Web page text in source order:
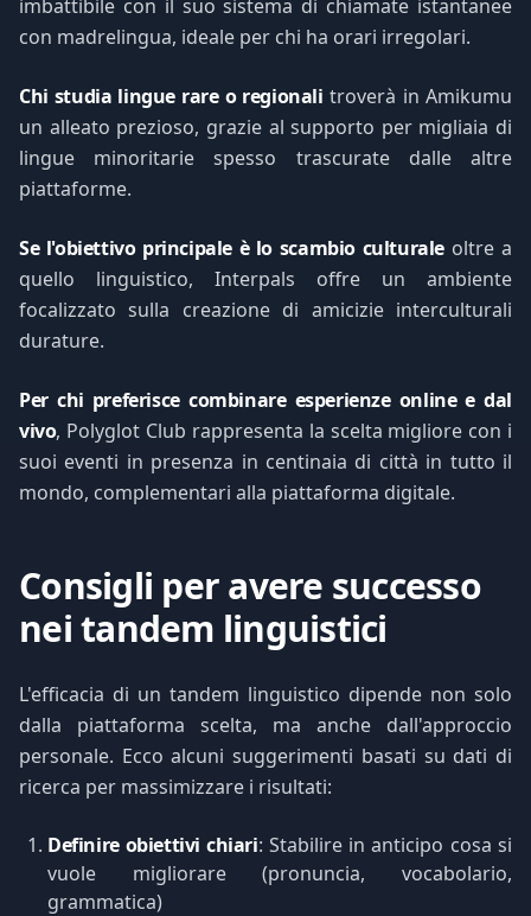
imbattibile con il suo sistema di chiamate istantanee
con madrelingua, ideale per chi ha orari irregolari.
Chi studia lingue rare o regionali troverà in Amikumu
un alleato prezioso, grazie al supporto per migliaia di
lingue minoritarie spesso trascurate dalle altre
piattaforme.
Se l'obiettivo principale è lo scambio culturaleoltre a
quello linguistico, Interpals offre un ambiente
focalizzato sulla creazione di amicizie interculturali
durature.
Per chi preferisce combinare esperienze online e dal
vivo, Polyglot Club rappresenta la scelta migliore con i
suoi eventi in presenza in centinaia di città in tutto il
mondo, complementari alla piattaforma digitale.
Consigli per avere successo
nei tandem linguistici
L'efficacia di un tandem linguistico dipende non solo
dalla piattaforma scelta, ma anche dall'approccio
personale. Ecco alcuni suggerimenti basati su dati di
ricerca per massimizzare i risultati:
Definire obiettivi chiari: Stabilire in anticipo cosa si
vuole migliorare (pronuncia, vocabolario,
grammatica)